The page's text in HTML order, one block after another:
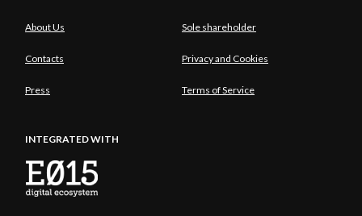
About Us Sole shareholder
Contacts Privacy and Cookies
Press Terms of Service
INTEGRATED WITH